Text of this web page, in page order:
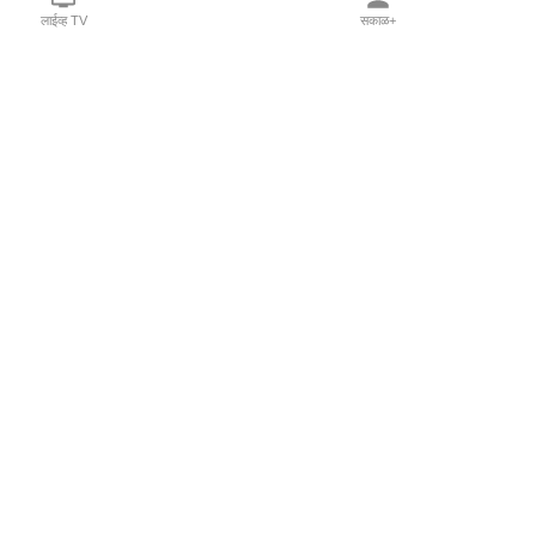
लाईव्ह TV सकाळ+